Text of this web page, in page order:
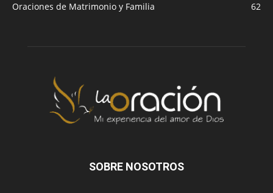
Oraciones de Matrimonio y Familia
62
SOBRE NOSOTROS